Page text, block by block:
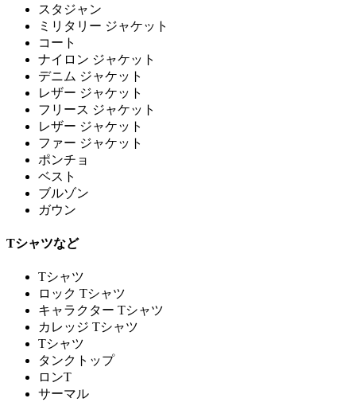
スタジャン
ミリタリー ジャケット
コート
ナイロン ジャケット
デニム ジャケット
レザー ジャケット
フリース ジャケット
レザー ジャケット
ファー ジャケット
ポンチョ
ベスト
ブルゾン
ガウン
Tシャツなど
Tシャツ
ロック Tシャツ
キャラクター Tシャツ
カレッジ Tシャツ
Tシャツ
タンクトップ
ロンT
サーマル